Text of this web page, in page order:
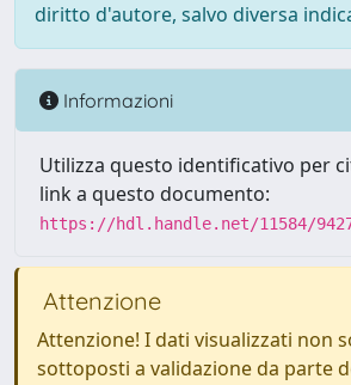
diritto d'autore, salvo diversa
Informazioni
Utilizza questo identificativo per
link a questo documento:
https://hdl.handle.net/11584/
Attenzione
Attenzione! I dati visualizzati non
sottoposti a validazione da parte